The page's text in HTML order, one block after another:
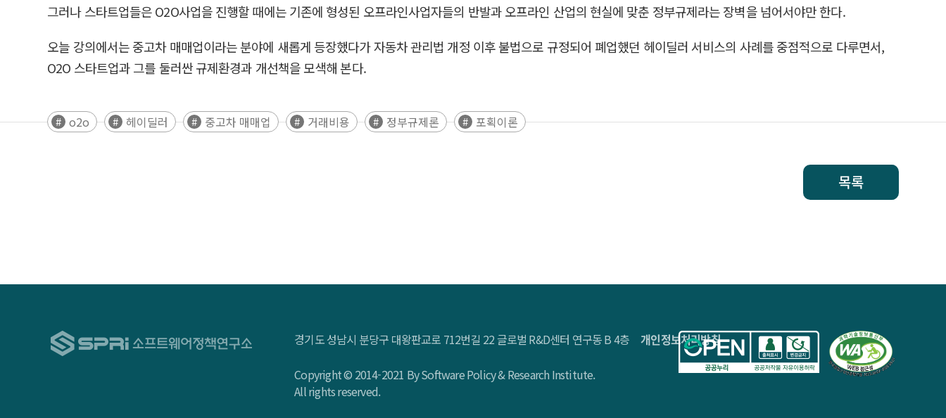
그러나 스타트업들은 O2O사업을 진행할 때에는 기존에 형성된 오프라인사업자들의 반발과 오프라인 산업의 현실에 맞춘 정부규제라는 장벽을 넘어서야만 한다.
오늘 강의에서는 중고차 매매업이라는 분야에 새롭게 등장했다가 자동차 관리법 개정 이후 불법으로 규정되어 폐업했던 헤이딜러 서비스의 사례를 중점적으로 다루면서,
O2O 스타트업과 그를 둘러싼 규제환경과 개선책을 모색해 본다.
o2o 헤이딜러 중고차 매매업 거래비용 정부규제론 포획이론
목록
경기도 성남시 분당구 대왕판교로 712번길 22 글로벌 R&D센터 연구동 B 4층개인정보처리방침
Copyright © 2014-2021 By Software Policy & Research Institute.
All rights reserved.